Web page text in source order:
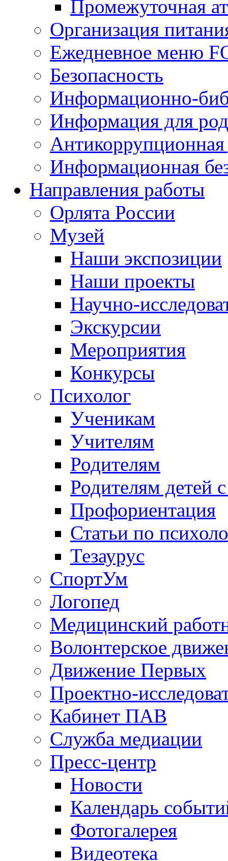
Промежуточная
Организация
Ежедневное меню
Безопасность
Информационно-
Информация для
Антикоррупционная
Информационная
Направления работы
Орлята России
Музей
Наши экспозиции
Наши проекты
Научно-
Экскурсии
Мероприятия
Конкурсы
Психолог
Ученикам
Учителям
Родителям
Родителям детей
Профориентация
Статьи по
Тезаурус
СпортУм
Логопед
Медицинский
Волонтерское
Движение Первых
Проектно-
Кабинет ПАВ
Служба медиации
Пресс-центр
Новости
Календарь
Фотогалерея
Видеотека